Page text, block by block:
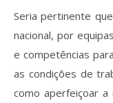
Seria pertinente
nacional, por
e competências
as condições de
como aperfeiçoar a